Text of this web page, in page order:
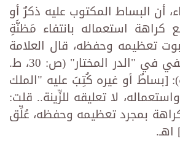
أن البساط المكتوب عليه ذكرٌ أو
استعماله بانتفاء مَظنَّةِ
تعظيمه وحفظه، قال العلامة
علاء الدين الحصكفي في "الدر المختار" (ص: 30، ط.
[بساطٌ أو غيره كُتِبَ عليه "الملك
لا تعليقه للزِّينة.. قلت:
بمجرد تعظيمه وحفظه، عُلِّق
اهـ.